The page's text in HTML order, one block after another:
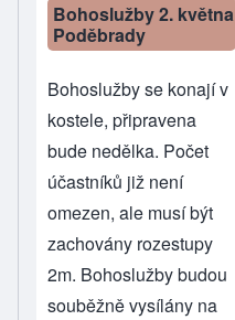
Bohoslužby 2. května
Poděbrady
Bohoslužby se konají v
kostele, připravena
bude nedělka. Počet
účastníků již není
omezen, ale musí být
zachovány rozestupy
2m. Bohoslužby budou
souběžně vysílány na